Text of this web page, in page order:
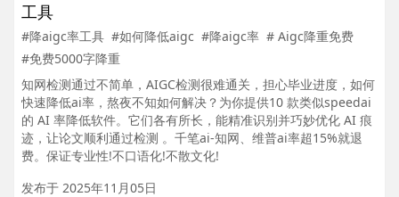
工具
#降aigc率工具 #如何降低aigc #降aigc率 # Aigc降重免费
#免费5000字降重
知网检测通过不简单，AIGC检测很难通关，担心毕业进度，如何
快速降低ai率，熬夜不知如何解决？为你提供10 款类似speedai
的 AI 率降低软件。它们各有所长，能精准识别并巧妙优化 AI 痕
迹，让论文顺利通过检测 。千笔ai-知网、维普ai率超15%就退
费。保证专业性!不口语化!不散文化!
发布于 2025年11月05日